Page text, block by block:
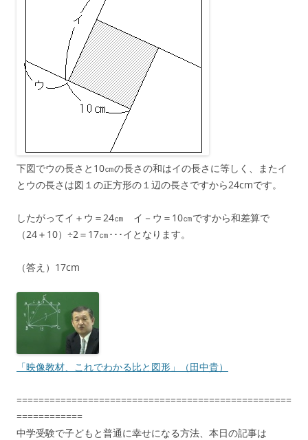
下図でウの長さと10㎝の長さの和はイの長さに等しく、またイ
とウの長さは図１の正方形の１辺の長さですから24cmです。
したがってイ＋ウ＝24㎝ イ－ウ＝10㎝ですから和差算で
（24＋10）÷2＝17㎝･･･イとなります。
（答え）17cm
「映像教材、これでわかる比と図形」（田中貴）
==================================================
============
中学受験で子どもと普通に幸せになる方法、本日の記事は